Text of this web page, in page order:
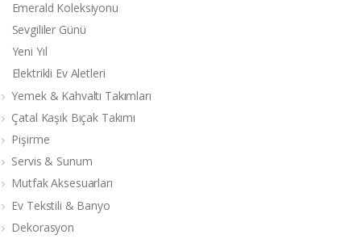
Emerald Koleksiyonu
Sevgililer Günü
Yeni Yıl
Elektrikli Ev Aletleri
Yemek & Kahvaltı Takımları
Çatal Kaşık Bıçak Takımı
Pişirme
Servis & Sunum
Mutfak Aksesuarları
Ev Tekstili & Banyo
Dekorasyon